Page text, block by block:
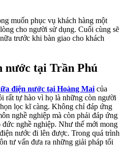
muốn phục vụ khách hàng một
cho người sử dụng. Cuối cùng sẽ
trước khi bàn giao cho khách
nước tại Trần Phú
điện nước tại Hoàng Mai của
tự hào vì họ là những còn người
lọc kĩ càng. Không chỉ đáp ứng
nghề nghiệp mà còn phải đáp ứng
nghề nghiệp. Như thế mới mong
nước đi lên được. Trong quá trình
tư vấn đưa ra những giải pháp tối